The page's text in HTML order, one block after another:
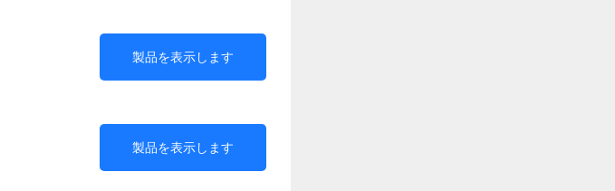
製品を表示します
製品を表示します